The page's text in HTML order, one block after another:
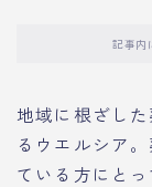
記事内
地域に根ざし
るウエルシア
ている方にと